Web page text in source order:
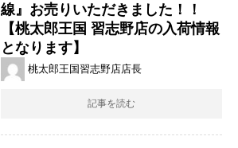
線』お売りいただきました！！
【桃太郎王国 習志野店の入荷情報
となります】
桃太郎王国習志野店店長
記事を読む